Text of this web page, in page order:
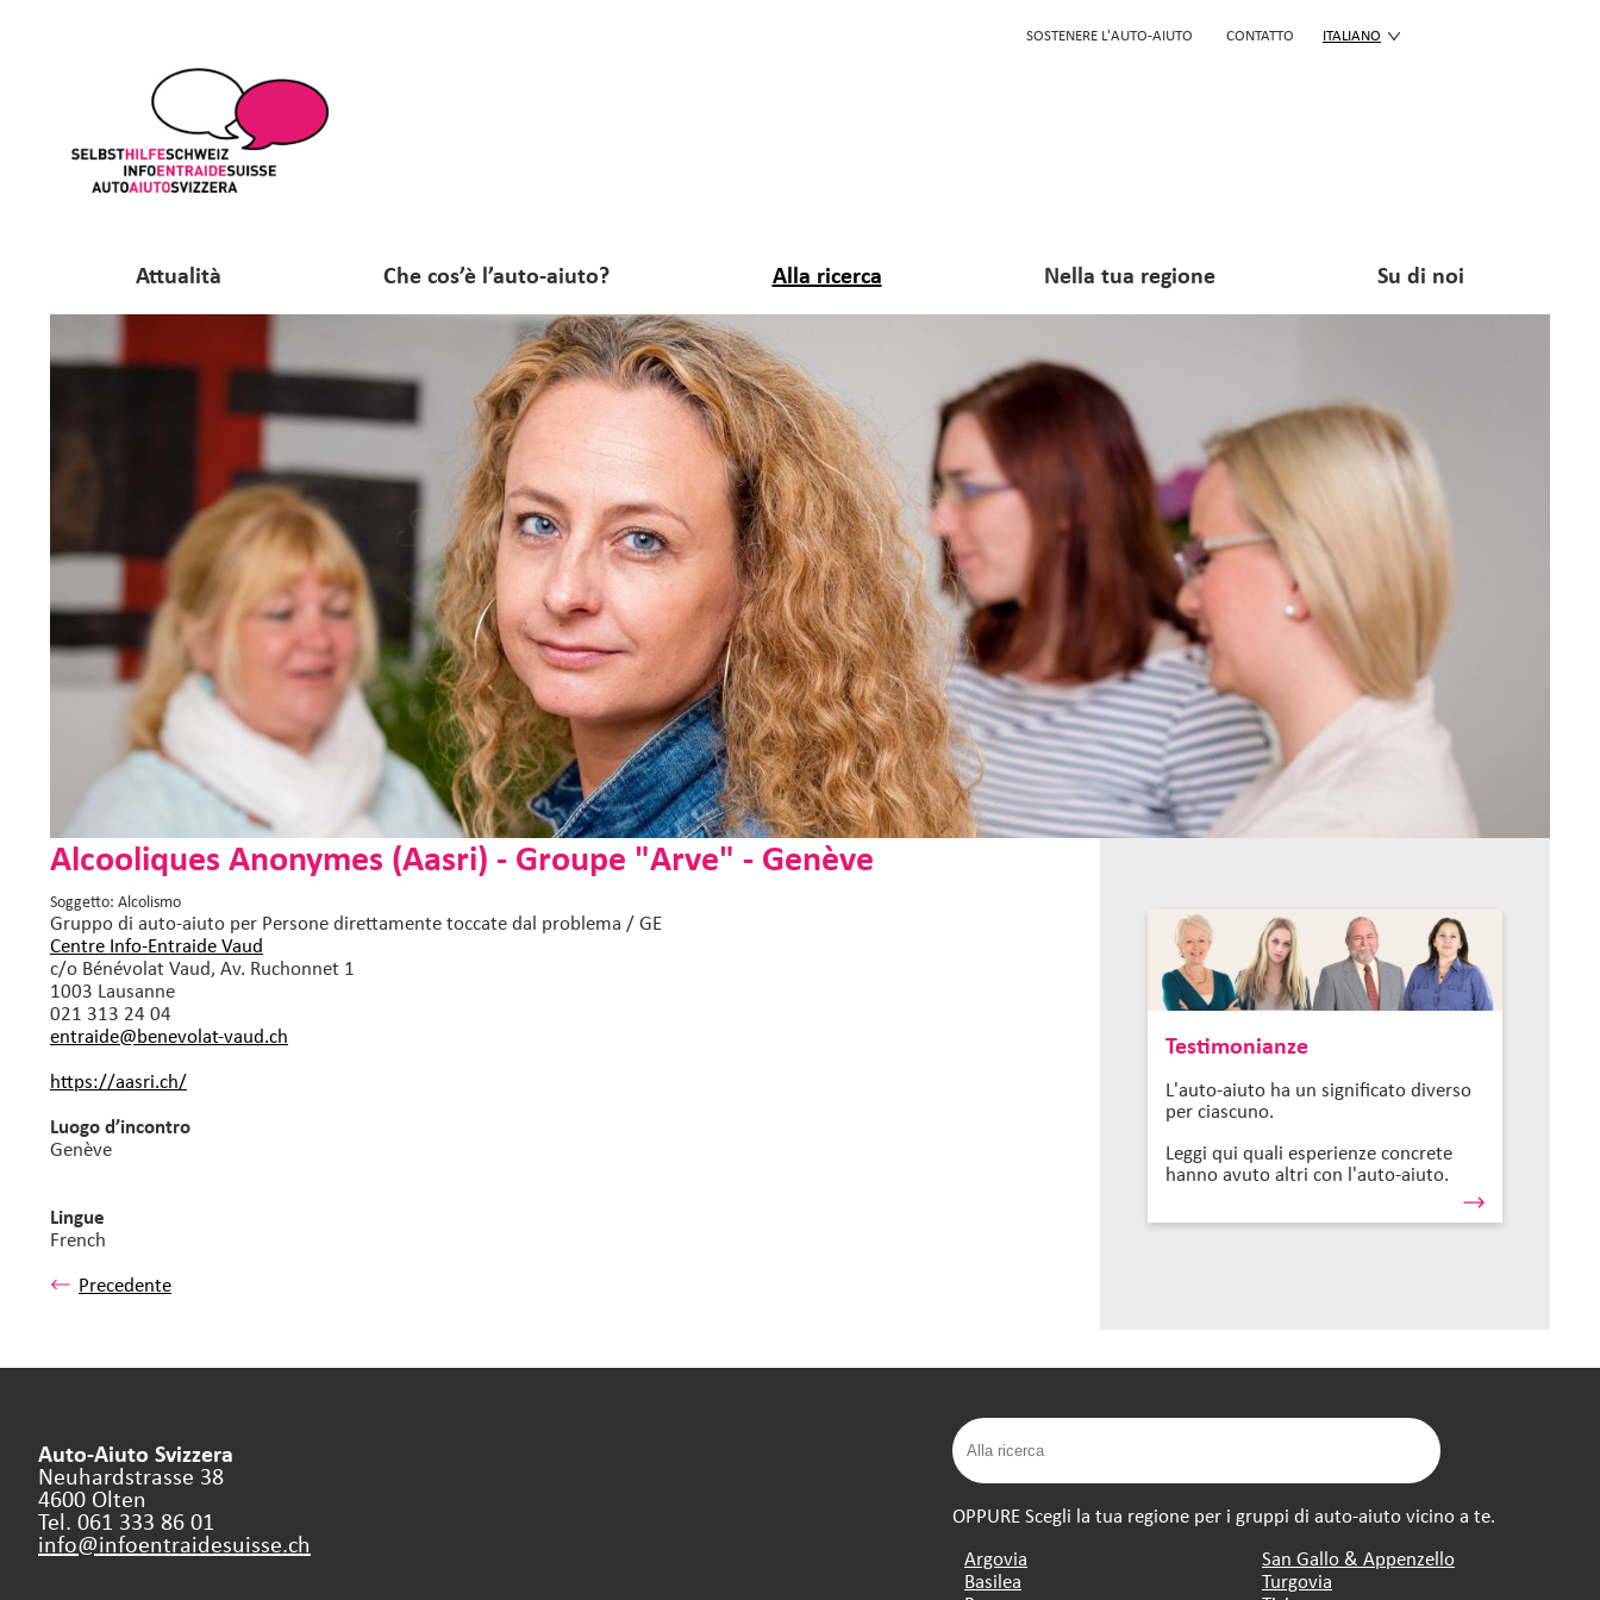
SOSTENERE L'AUTO-AIUTO CONTATTO ITALIANO
Attualità Che cos’è l’auto-aiuto? Alla ricerca Nella tua regione Su di noi
Alcooliques Anonymes (Aasri) - Groupe "Arve" - Genève
Soggetto: Alcolismo
Gruppo di auto-aiuto per Persone direttamente toccate dal problema / GE
Centre Info-Entraide Vaud
c/o Bénévolat Vaud, Av. Ruchonnet 1
1003 Lausanne
021 313 24 04
entraide@benevolat-vaud.ch
https://aasri.ch/
Luogo d’incontro
Genève
Lingue
French
Precedente
Testimonianze
L'auto-aiuto ha un significato diverso
per ciascuno.
Leggi qui quali esperienze concrete
hanno avuto altri con l'auto-aiuto.
Auto-Aiuto Svizzera
Neuhardstrasse 38
4600 Olten
Tel. 061 333 86 01
info@infoentraidesuisse.ch
OPPURE Scegli la tua regione per i gruppi di auto-aiuto vicino a te.
Argovia
Basilea
San Gallo & Appenzello
Turgovia